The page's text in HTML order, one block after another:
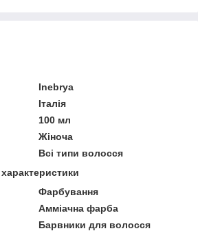
Inebrya
Італія
100 мл
Жіноча
Всі типи волосся
Фарбування
Амміачна фарба
Барвники для волосся